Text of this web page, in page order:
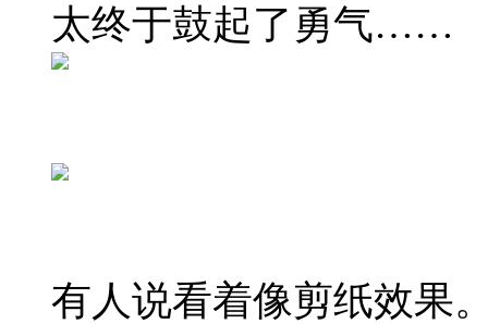
太终于鼓起了勇气……
有人说看着像剪纸效果